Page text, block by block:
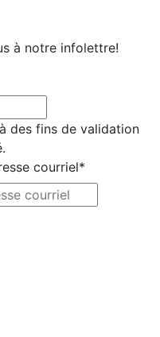
à notre infolettre!
des fins de validation
courriel*